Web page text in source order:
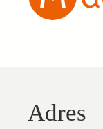
Adres